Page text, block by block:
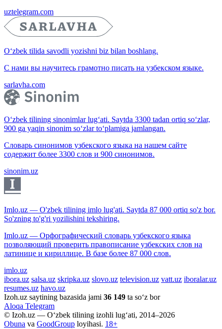
uztelegram.com
O‘zbek tilida savodli yozishni biz bilan boshlang.
С нами вы научитесь грамотно писать на узбекском языке.
sarlavha.com
O‘zbek tilining sinonimlar lug‘ati. Saytda 3300 tadan ortiq so‘zlar,
900 ga yaqin sinonim so‘zlar to‘plamiga jamlangan.
Словарь синонимов узбекского языка на нашем сайте
содержит более 3300 слов и 900 синонимов.
sinonim.uz
Imlo.uz — O'zbek tilining imlo lug'ati. Saytda 87 000 ortiq so'z bor.
So'zning to'g'ri yozilishini tekshiring.
Imlo.uz — Орфографический словарь узбекского языка
позволяющий проверить правописание узбекских слов на
латинице и кириллице. В базе более 87 000 слов.
imlo.uz
ibora.uz salsa.uz skripka.uz slovo.uz television.uz vatt.uz iboralar.uz
resumes.uz havo.uz
Izoh.uz saytining bazasida jami 36 149 ta so‘z bor
Aloqa Telegram
© Izoh.uz — O‘zbek tilining izohli lug‘ati, 2014–2026
Obuna va GoodGroup loyihasi. 18+